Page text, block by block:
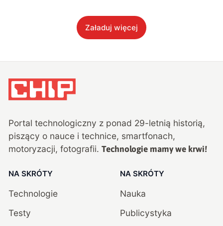
Załaduj więcej
Portal technologiczny z ponad 29-letnią historią,
piszący o nauce i technice, smartfonach,
motoryzacji, fotografii. Technologie mamy we krwi!
NA SKRÓTY
Technologie
Testy
NA SKRÓTY
Nauka
Publicystyka